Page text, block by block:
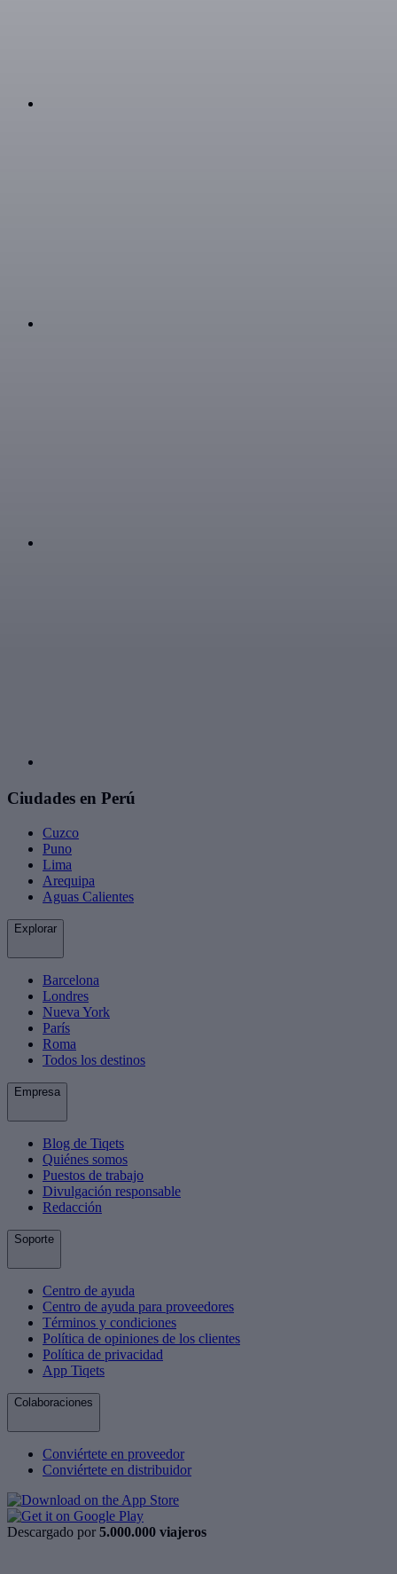
Ciudades en Perú
Cuzco
Puno
Lima
Arequipa
Aguas Calientes
Explorar
Barcelona
Londres
Nueva York
París
Roma
Todos los destinos
Empresa
Blog de Tiqets
Quiénes somos
Puestos de trabajo
Divulgación responsable
Redacción
Soporte
Centro de ayuda
Centro de ayuda para proveedores
Términos y condiciones
Política de opiniones de los clientes
Política de privacidad
App Tiqets
Colaboraciones
Conviértete en proveedor
Conviértete en distribuidor
Descargado por 5.000.000 viajeros